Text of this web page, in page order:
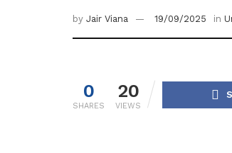
by Jair Viana 19/09/2025 in
0
SHARES
20
VIEWS